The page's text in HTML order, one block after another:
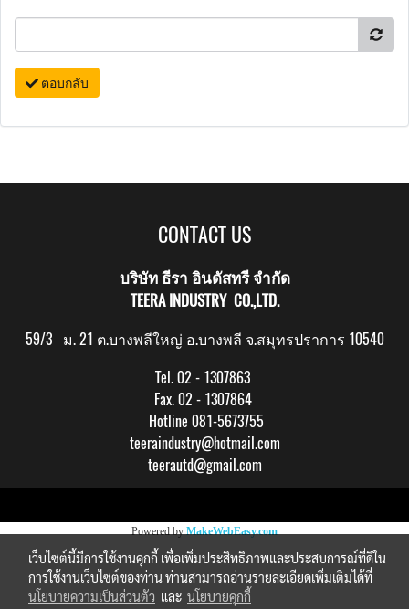
ตอบกลับ
CONTACT US
บริษัท ธีรา อินดัสทรี จำกัด
TEERA INDUSTRY CO.,LTD.
59/3 ม. 21 ต.บางพลีใหญ่ อ.บางพลี จ.สมุทรปราการ 10540
Tel. 02 - 1307863
Fax. 02 - 1307864
Hotline 081-5673755
teeraindustry@hotmail.com
teerautd@gmail.com
Powered byMakeWebEasy.com
เว็บไซต์นี้มีการใช้งานคุกกี้ เพื่อเพิ่มประสิทธิภาพและประสบการณ์ที่ดีใน
การใช้งานเว็บไซต์ของท่าน ท่านสามารถอ่านรายละเอียดเพิ่มเติมได้ที่
นโยบายความเป็นส่วนตัว และ นโยบายคุกกี้